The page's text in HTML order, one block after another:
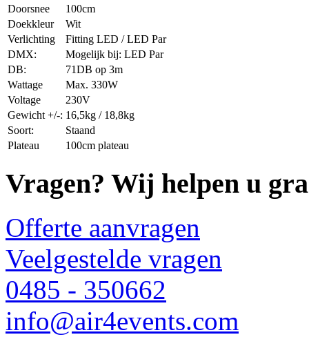
Doorsnee
100cm
Doekkleur
Wit
Verlichting
Fitting LED / LED Par
DMX:
Mogelijk bij: LED Par
DB:
71DB op 3m
Wattage
Max. 330W
Voltage
230V
Gewicht +/-: 16,5kg / 18,8kg
Soort:
Staand
Plateau
100cm plateau
Vragen? Wij helpen u
Offerte aanvragen
Veelgestelde vragen
0485 - 350662
info@air4events.com